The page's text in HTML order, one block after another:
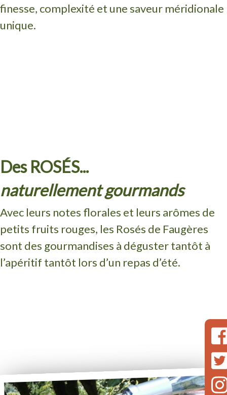
finesse, complexité et une saveur méridionale
unique.
Des ROSÉS...
naturellement gourmands
Avec leurs notes florales et leurs arômes de
petits fruits rouges, les Rosés de Faugères
sont des gourmandises à déguster tantôt à
l’apéritif tantôt lors d’un repas d’été.